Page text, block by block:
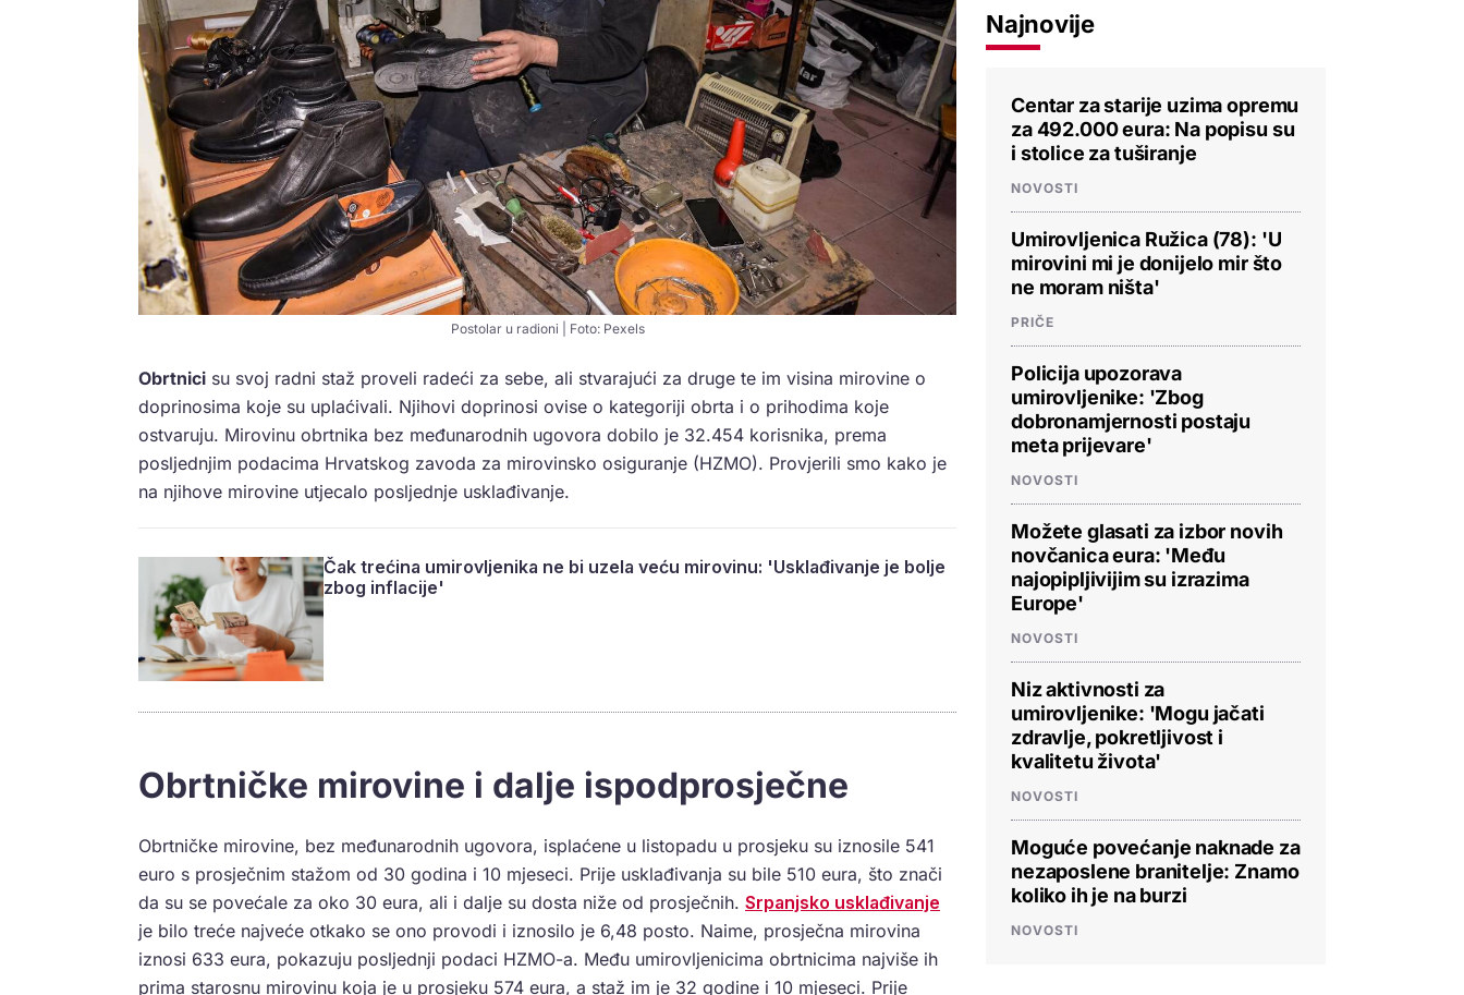
Postolar u radioni | Foto: Pexels
Obrtnici su svoj radni staž proveli radeći za sebe, ali stvarajući za druge te im visina mirovine o
doprinosima koje su uplaćivali. Njihovi doprinosi ovise o kategoriji obrta i o prihodima koje
ostvaruju. Mirovinu obrtnika bez međunarodnih ugovora dobilo je 32.454 korisnika, prema
posljednjim podacima Hrvatskog zavoda za mirovinsko osiguranje (HZMO). Provjerili smo kako je
na njihove mirovine utjecalo posljednje usklađivanje.
Čak trećina umirovljenika ne bi uzela veću mirovinu: 'Usklađivanje je bolje
zbog inflacije'
Obrtničke mirovine i dalje ispodprosječne
Obrtničke mirovine, bez međunarodnih ugovora, isplaćene u listopadu u prosjeku su iznosile 541
euro s prosječnim stažom od 30 godina i 10 mjeseci. Prije usklađivanja su bile 510 eura, što znači
da su se povećale za oko 30 eura, ali i dalje su dosta niže od prosječnih. Srpanjsko usklađivanje
je bilo treće najveće otkako se ono provodi i iznosilo je 6,48 posto. Naime, prosječna mirovina
iznosi 633 eura, pokazuju posljednji podaci HZMO-a. Među umirovljenicima obrtnicima najviše ih
prima starosnu mirovinu koja je u prosjeku 574 eura, a staž im je 32 godine i 10 mjeseci. Prije
Najnovije
Centar za starije uzima opremu
za 492.000 eura: Na popisu su
i stolice za tuširanje
NOVOSTI
Umirovljenica Ružica (78): 'U
mirovini mi je donijelo mir što
ne moram ništa'
PRIČE
Policija upozorava
umirovljenike: 'Zbog
dobronamjernosti postaju
meta prijevare'
NOVOSTI
Možete glasati za izbor novih
novčanica eura: 'Među
najopipljivijim su izrazima
Europe'
NOVOSTI
Niz aktivnosti za
umirovljenike: 'Mogu jačati
zdravlje, pokretljivost i
kvalitetu života'
NOVOSTI
Moguće povećanje naknade za
nezaposlene branitelje: Znamo
koliko ih je na burzi
NOVOSTI